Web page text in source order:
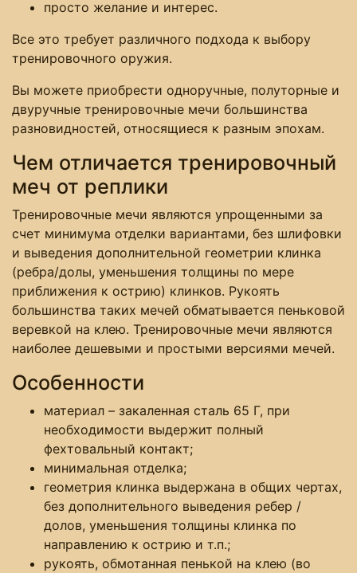
просто желание и интерес.
Все это требует различного подхода к выбору
тренировочного оружия.
Вы можете приобрести одноручные, полуторные и
двуручные тренировочные мечи большинства
разновидностей, относящиеся к разным эпохам.
Чем отличается тренировочный
меч от реплики
Тренировочные мечи являются упрощенными за
счет минимума отделки вариантами, без шлифовки
и выведения дополнительной геометрии клинка
(ребра/долы, уменьшения толщины по мере
приближения к острию) клинков. Рукоять
большинства таких мечей обматывается пеньковой
веревкой на клею. Тренировочные мечи являются
наиболее дешевыми и простыми версиями мечей.
Особенности
материал – закаленная сталь 65 Г, при
необходимости выдержит полный
фехтовальный контакт;
минимальная отделка;
геометрия клинка выдержана в общих чертах,
без дополнительного выведения ребер /
долов, уменьшения толщины клинка по
направлению к острию и т.п.;
рукоять, обмотанная пенькой на клею (во